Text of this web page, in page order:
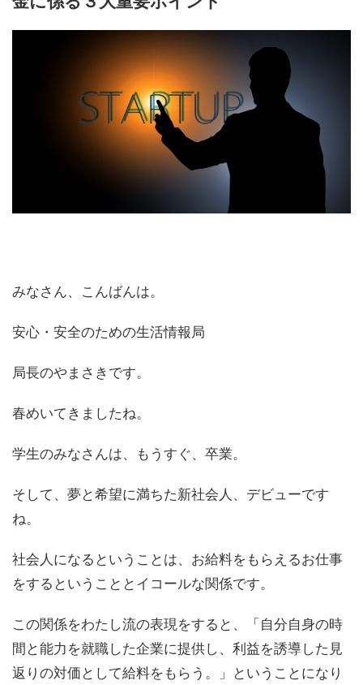
みなさん、こんばんは。
安心・安全のための生活情報局
局長のやまさきです。
春めいてきましたね。
学生のみなさんは、もうすぐ、卒業。
そして、夢と希望に満ちた新社会人、デビューです
ね。
社会人になるということは、お給料をもらえるお仕事
をするということとイコールな関係です。
この関係をわたし流の表現をすると、「自分自身の時
間と能力を就職した企業に提供し、利益を誘導した見
返りの対価として給料をもらう。」ということになり